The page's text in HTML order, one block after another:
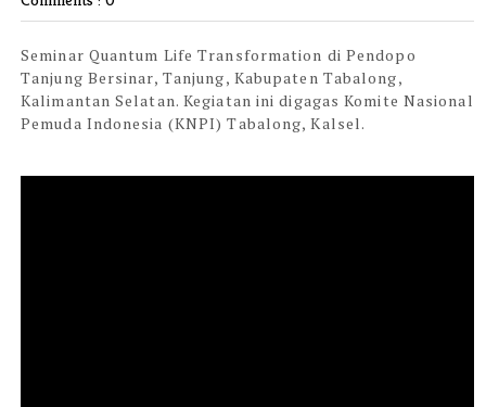
Seminar Quantum Life Transformation di Pendopo
Tanjung Bersinar, Tanjung, Kabupaten Tabalong,
Kalimantan Selatan. Kegiatan ini digagas Komite Nasional
Pemuda Indonesia (KNPI) Tabalong, Kalsel.